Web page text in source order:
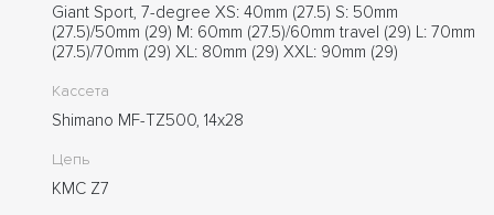
Giant Sport, 7-degree XS: 40mm (27.5) S: 50mm
(27.5)/50mm (29) M: 60mm (27.5)/60mm travel (29) L: 70mm
(27.5)/70mm (29) XL: 80mm (29) XXL: 90mm (29)
Кассета
Shimano MF-TZ500, 14x28
Цепь
KMC Z7